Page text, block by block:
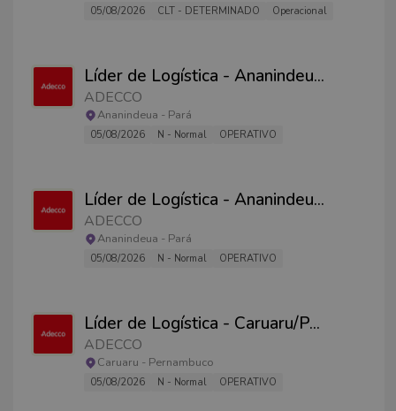
05/08/2026 CLT - DETERMINADO Operacional
Líder de Logística - Ananindeu...
ADECCO
Ananindeua - Pará
05/08/2026 N - Normal OPERATIVO
Líder de Logística - Ananindeu...
ADECCO
Ananindeua - Pará
05/08/2026 N - Normal OPERATIVO
Líder de Logística - Caruaru/P...
ADECCO
Caruaru - Pernambuco
05/08/2026 N - Normal OPERATIVO